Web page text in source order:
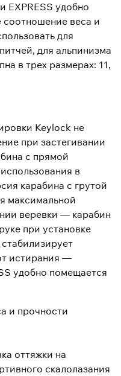
EXPRESS удобно
соотношение веса и
для
для альпинизма
в трех размерах: 11,
Keylock не
при застегивании
с прямой
в
карабина с грутой
максимальной
веревки — карабин
при установке
истирания —
удобно помещается
и прочности
оттяжки на
скалолазания